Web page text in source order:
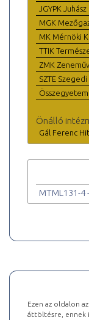
JGYPK
MGK
MK Mérnöki
TTIK
ZMK
SZTE
Összegyetemi
Önálló
Gál Ferenc
MTML131-4
Ezen az oldalon
áttöltésre, ennek